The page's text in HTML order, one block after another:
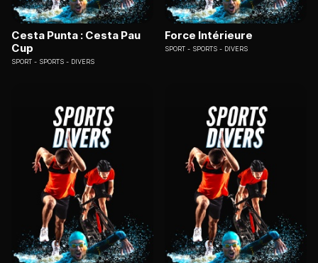
Cesta Punta : Cesta Pau
Cup
SPORT SPORTS - DIVERS
Force Intérieure
SPORT SPORTS - DIVERS